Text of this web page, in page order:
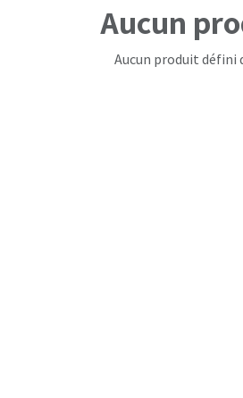
Aucun
Aucun produit défini